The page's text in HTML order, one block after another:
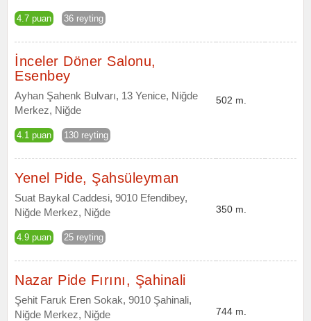
4.7 puan 36 reyting
İnceler Döner Salonu,
Esenbey
Ayhan Şahenk Bulvarı, 13 Yenice, Niğde
Merkez, Niğde
4.1 puan 130 reyting
502 m.
Yenel Pide, Şahsüleyman
Suat Baykal Caddesi, 9010 Efendibey,
Niğde Merkez, Niğde
4.9 puan 25 reyting
350 m.
Nazar Pide Fırını, Şahinali
Şehit Faruk Eren Sokak, 9010 Şahinali,
Niğde Merkez, Niğde
744 m.